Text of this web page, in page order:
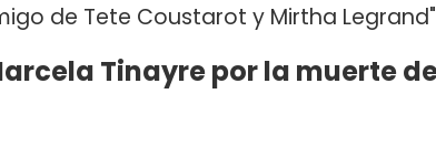
de Tete Coustarot y Mirtha
Tinayre por la muerte